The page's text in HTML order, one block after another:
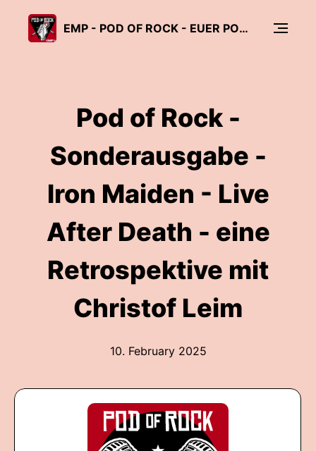
EMP - POD OF ROCK - EUER PODCAST MUSIKMAGAZIN!
Pod of Rock -
Sonderausgabe -
Iron Maiden - Live
After Death - eine
Retrospektive mit
Christof Leim
10. February 2025